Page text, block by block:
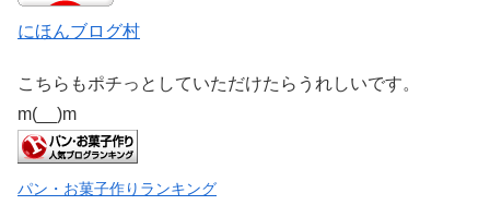
にほんブログ村
こちらもポチっとしていただけたらうれしいです。
m(__)m
パン・お菓子作りランキング